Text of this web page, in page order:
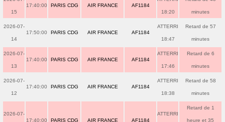
15
17:40:00 PARIS CDG AIR FRANCE AF1184
18:20 minutes
2026-07-
14
17:50:00 PARIS CDG AIR FRANCE AF1184
ATTERRI
18:47
Retard de 57
minutes
2026-07-
13
17:40:00 PARIS CDG AIR FRANCE AF1184
ATTERRI
17:46
Retard de 6
minutes
2026-07-
12
17:40:00 PARIS CDG AIR FRANCE AF1184
ATTERRI
18:38
Retard de 58
minutes
2026-07-
17:40:00 PARIS CDG AIR FRANCE AF1184
ATTERRI
Retard de 1
heure et 35